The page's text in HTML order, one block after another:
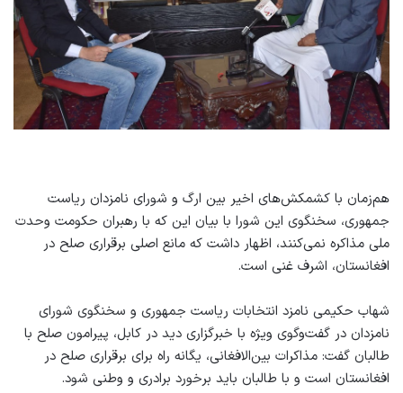
هم‌زمان با کشمکش‌های اخیر بین ارگ و شورای نامزدان ریاست
جمهوری، سخنگوی این شورا با بیان این که با رهبران حکومت وحدت
ملی مذاکره نمی‌کنند، اظهار داشت که مانع اصلی برقراری صلح در
افغانستان، اشرف غنی است.
شهاب حکیمی نامزد انتخابات ریاست جمهوری و سخنگوی شورای
نامزدان در گفت‌وگوی ویژه با خبرگزاری دید در کابل، پیرامون صلح با
طالبان گفت: مذاکرات بین‌الافغانی، یگانه راه برای برقراری صلح در
افغانستان است و با طالبان باید برخورد برادری و وطنی شود.